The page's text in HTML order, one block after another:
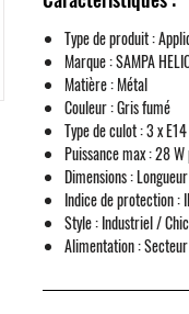
Type de produit :
Marque :SAMPA
Matière :Métal
Couleur :Gris fumé
Type de culot :3 x
Puissance max :28 W
Dimensions :
Indice de protection :
Style :Industriel / Chic
Alimentation :Secteur